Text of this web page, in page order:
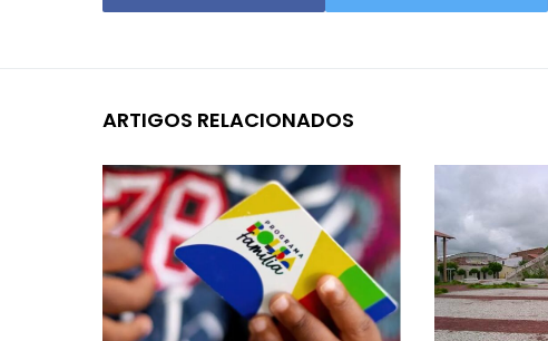
ARTIGOS RELACIONADOS